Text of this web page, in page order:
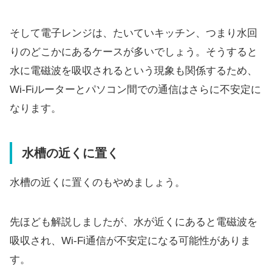
そして電子レンジは、たいていキッチン、つまり水回
りのどこかにあるケースが多いでしょう。そうすると
水に電磁波を吸収されるという現象も関係するため、
Wi-Fiルーターとパソコン間での通信はさらに不安定に
なります。
水槽の近くに置く
水槽の近くに置くのもやめましょう。
先ほども解説しましたが、水が近くにあると電磁波を
吸収され、Wi-Fi通信が不安定になる可能性がありま
す。